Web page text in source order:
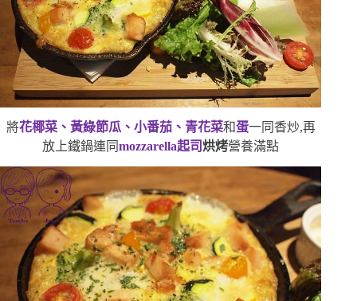
將花椰菜、黃綠節瓜、小番茄、青花菜和蛋一同香炒,再
放上鐵鍋連同mozzarella起司烘烤營養滿點